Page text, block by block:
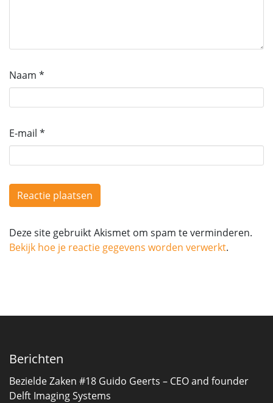
Naam *
E-mail *
Deze site gebruikt Akismet om spam te verminderen.
Bekijk hoe je reactie gegevens worden verwerkt.
Berichten
Bezielde Zaken #18 Guido Geerts – CEO and founder
Delft Imaging Systems